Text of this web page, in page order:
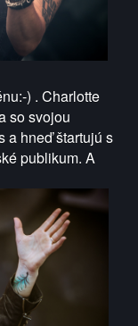
) . Charlotte
so svojou
a hneď štartujú s
publikum. A